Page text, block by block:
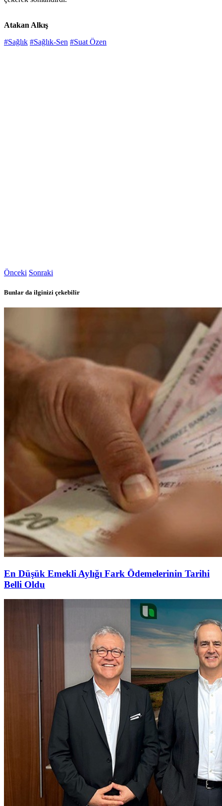
Atakan Alkış
#Sağlık #Sağlık-Sen #Suat Özen
Önceki Sonraki
Bunlar da ilginizi çekebilir
En Düşük Emekli Aylığı Fark Ödemelerinin Tarihi
Belli Oldu